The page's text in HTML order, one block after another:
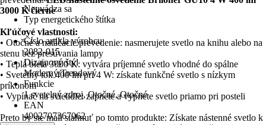
Neuvádza sa
Typ energetického štítka
-
Číslo artikla výrobcu
2082-015
Dizajnový štýl
Moderný/Trendový
Funkcie
1 svetelný zdroj, Otočné, Otočné
EAN
4002707367062
3000 K čierne
Kľúčové vlastnosti:
• Otočné a natáčacie prevedenie: nasmerujete svetlo na knihu alebo na
stenu bez presúvania lampy
• Teplá biela 3000 K: vytvára príjemné svetlo vhodné do spálne
• Svetelný tok 400 lm pri 4 W: získate funkčné svetlo s nízkym
príkonom
• Vypínač na svietidle: zapnete a vypnete svetlo priamo pri posteli
Preto by ste mali siahnuť po tomto produkte: Získate nástenné svetlo k